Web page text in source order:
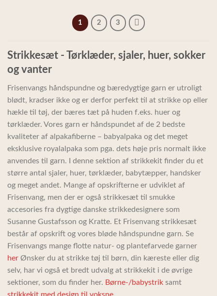
1 2 3
Strikkesæt - Tørklæder, sjaler, huer, sokker
og vanter
Frisenvangs håndspundne og bæredygtige garn er utroligt
blødt, kradser ikke og er derfor perfekt til at strikke op eller
hækle til tøj, der bæres tæt på huden f.eks. huer og
tørklæder. Vores garn er håndspundet af de 2 bedste
kvaliteter af alpakafiberne – babyalpaka og det meget
eksklusive royalalpaka som pga. dets høje pris normalt ikke
anvendes til garn. I denne sektion af strikkekit finder du et
større antal sjaler, huer, tørklæder, babytæpper, handsker
og meget andet. Mange af opskrifterne er udviklet af
Frisenvang, men der er også strikkesæt til smukke
accesories fra dygtige danske strikkedesignere som
Susanne Gustafsson og Kratte. Et Frisenvang strikkesæt
består af opskrift og vores bløde håndspundne garn. Se
Frisenvangs mange flotte natur- og plantefarvede garner
her Ønsker du at strikke tøj til børn, din kæreste eller dig
selv, har vi også et bredt udvalg at strikkekit i de øvrige
sektioner, som du finder her. Børne-/babystrik samt